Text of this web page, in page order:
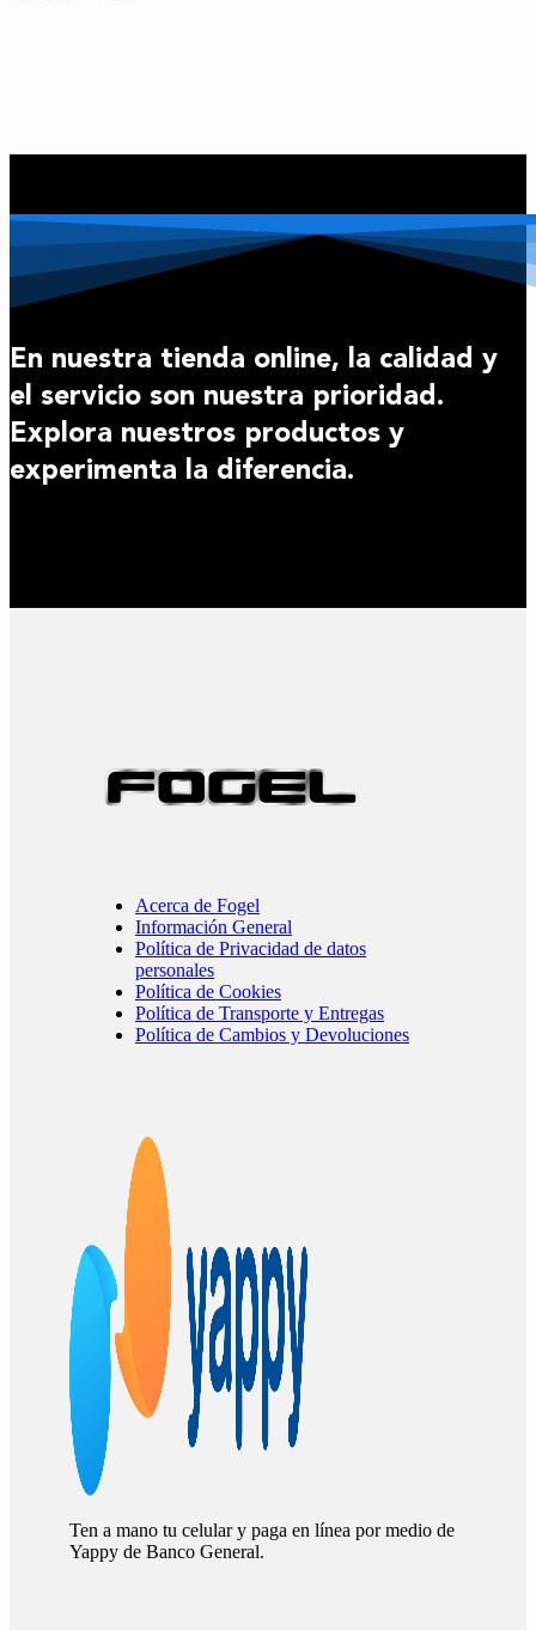
En nuestra tienda online, la calidad y
el servicio son nuestra prioridad.
Explora nuestros productos y
experimenta la diferencia.
Acerca de Fogel
Información General
Política de Privacidad de datos
personales
Política de Cookies
Política de Transporte y Entregas
Política de Cambios y Devoluciones
Ten a mano tu celular y paga en línea por medio de
Yappy de Banco General.